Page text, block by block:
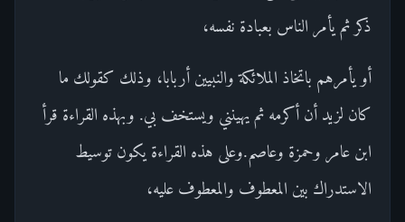
ذكر ثم يأمر الناس بعبادة نفسه،
أو يأمرهم باتخاذ الملائكة والنبيين أربابا، وذلك كقولك ما
كان لزيد أن أكرمه ثم يهينني ويستخف بي. وبهذه القراءة قرأ
ابن عامر وحمزة وعاصم.وعلى هذه القراءة يكون توسيط
الاستدراك بين المعطوف والمعطوف عليه،